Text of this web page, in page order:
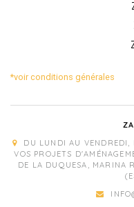
*voir conditions générales
DU LUNDI AU VENDREDI,
VOS PROJETS
DE LA DUQUESA, MARINA